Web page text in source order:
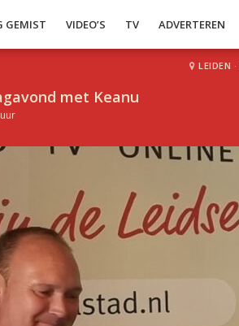
GEMIST VIDEO’S TV ADVERTEREN
met Keanu
LEIDEN ·